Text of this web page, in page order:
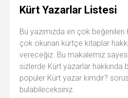
Kürt Yazarlar Listesi
Bu yazımızda en çok
çok okunan kürtçe kitaplar
vereceğiz. Bu makalemiz
sizlerde Kürt yazarlar hakkında
popüler Kürt yazar kimdir?
bulabileceksiniz.